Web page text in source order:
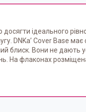
ідеального
DNKa’ Cover Base
блиск. Вони не дають
На флаконах